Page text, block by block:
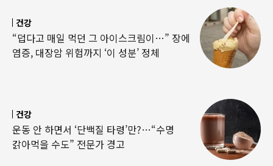
건강
“덥다고 매일 먹던 그 아이스크림이…” 장에
염증, 대장암 위험까지 ‘이 성분’ 정체
건강
운동 안 하면서 ‘단백질 타령’만?…“수명
갉아먹을 수도” 전문가 경고